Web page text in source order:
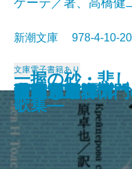
愛と死
絵のない絵本
田舎教師
変身
硝子戸の中
田園交響楽
倫敦塔・幻影
光あるうち光
真理先生
ゲーテ格言集
ゲーテ／著、高橋健
新潮文庫 978-4-10-
文庫電子書籍あり
クロイツェル
一握の砂・悲
歌集―
行人
人間ぎらい
蒲団・重右衛
こころ
白鯨〔下〕
白鯨〔上〕
彼岸過迄
ぼく東綺譚